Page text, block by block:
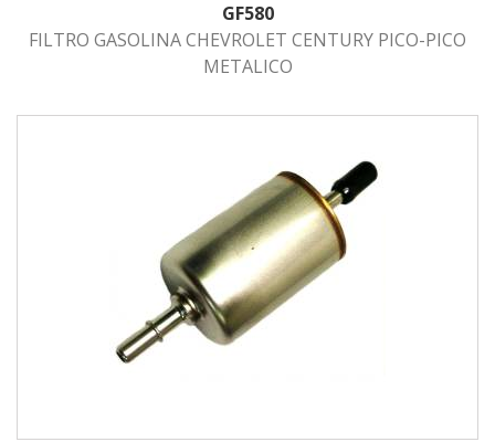
GF580
FILTRO GASOLINA CHEVROLET CENTURY PICO-PICO
METALICO